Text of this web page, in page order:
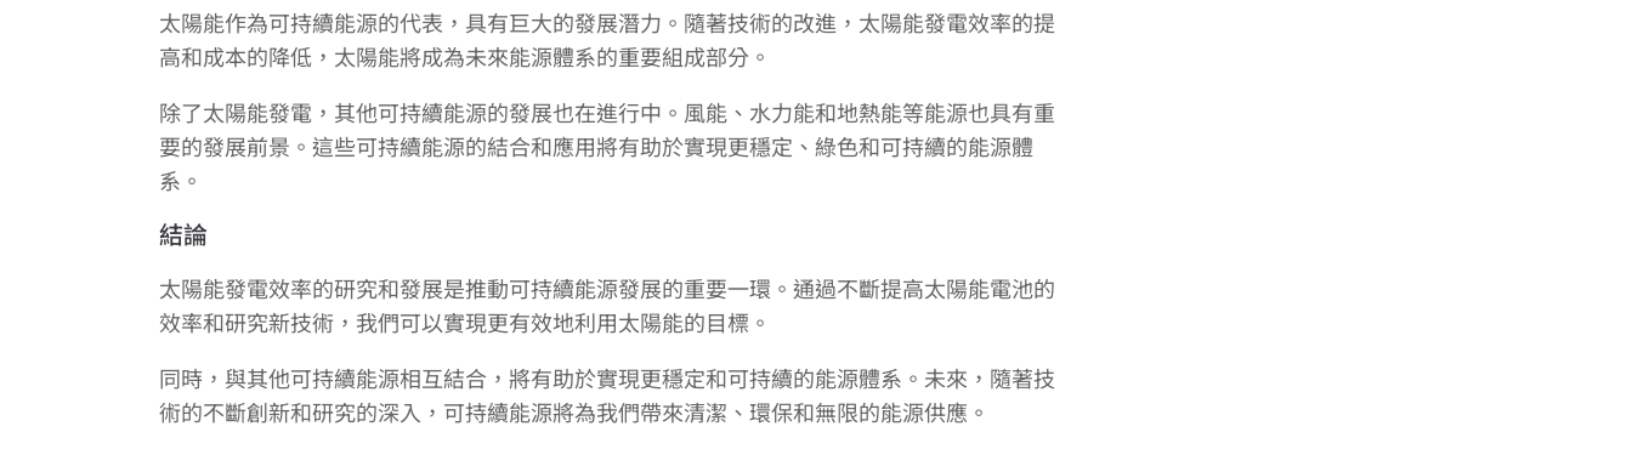
太陽能作為可持續能源的代表，具有巨大的發展潛力。隨著技術的改進，太陽能發電效率的提
高和成本的降低，太陽能將成為未來能源體系的重要組成部分。
除了太陽能發電，其他可持續能源的發展也在進行中。風能、水力能和地熱能等能源也具有重
要的發展前景。這些可持續能源的結合和應用將有助於實現更穩定、綠色和可持續的能源體
系。
結論
太陽能發電效率的研究和發展是推動可持續能源發展的重要一環。通過不斷提高太陽能電池的
效率和研究新技術，我們可以實現更有效地利用太陽能的目標。
同時，與其他可持續能源相互結合，將有助於實現更穩定和可持續的能源體系。未來，隨著技
術的不斷創新和研究的深入，可持續能源將為我們帶來清潔、環保和無限的能源供應。